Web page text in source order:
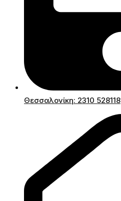
Θεσσαλονίκη: 2310 528118